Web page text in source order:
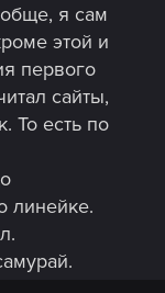
я сам
этой и
первого
сайты,
То есть по
линейке.